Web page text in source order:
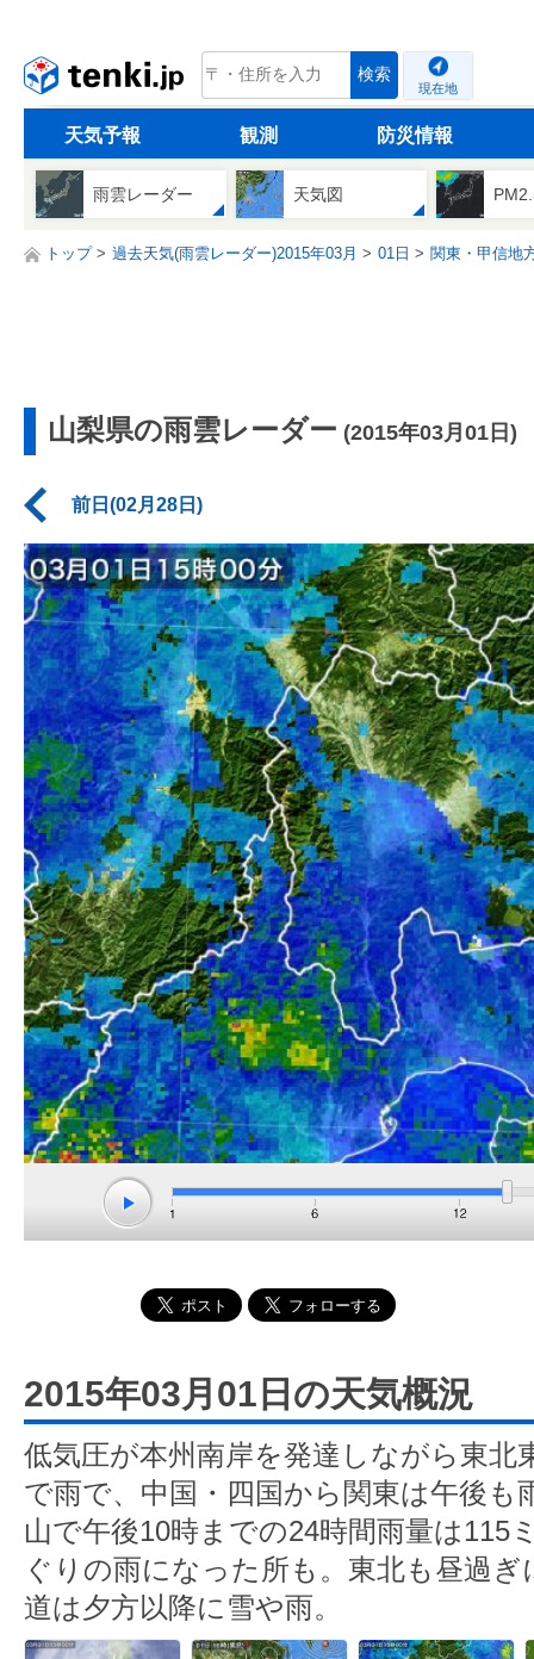
tenki.jp 検索
現在地
天気予報 観測 防災情報
雨雲レーダー 天気図
トップ 過去天気(雨雲レーダー)2015年03月 01日 関東・甲信地
山梨県の雨雲レーダー (2015年03月01日)
前日(02月28日)
2015年03月01日の天気概況
低気圧が本州南岸を発達しながら東北
で雨で、中国・四国から関東は午後も
山で午後10時までの24時間雨量は115
ぐりの雨になった所も。東北も昼過
道は夕方以降に雪や雨。